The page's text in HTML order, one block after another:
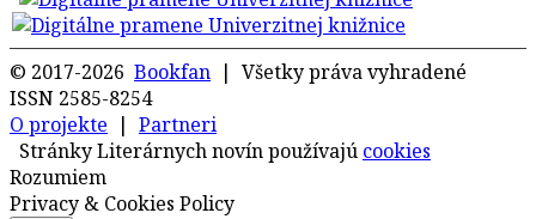
© 2017-2026 Bookfan | Všetky práva vyhradené
ISSN 2585-8254
O projekte | Partneri
Stránky Literárnych novín používajú cookies
Rozumiem
Privacy & Cookies Policy